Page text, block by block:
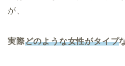
が、
実際どのような女性がタイプ